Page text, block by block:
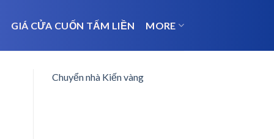
GIÁ CỬA CUỐN TẤM LIỀN MORE
Chuyển nhà Kiến vàng